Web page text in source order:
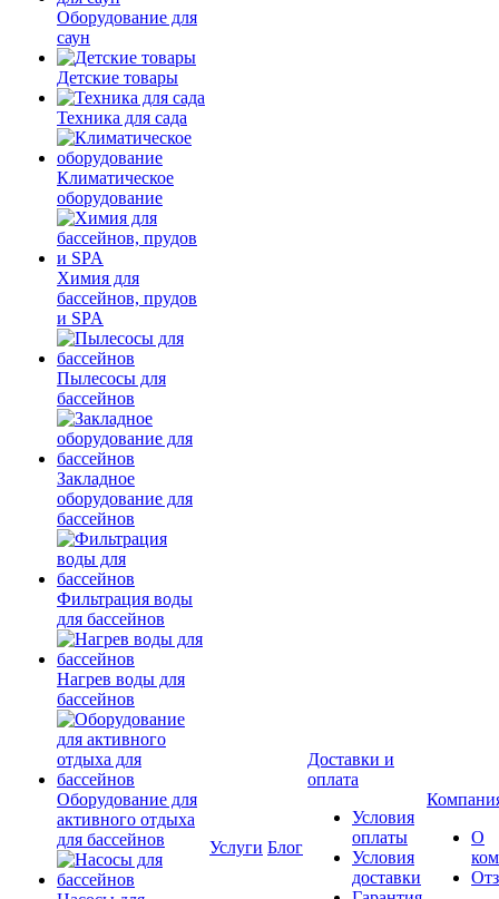
Оборудование для
саун
Детские товары
Техника для сада
Климатическое
оборудование
Химия для
бассейнов, прудов
и SPA
Пылесосы для
бассейнов
Закладное
оборудование для
бассейнов
Фильтрация воды
для бассейнов
Нагрев воды для
бассейнов
Оборудование для
активного отдыха
для бассейнов
Услуги Блог
Доставки и
оплата
Условия
оплаты
Условия
доставки
О